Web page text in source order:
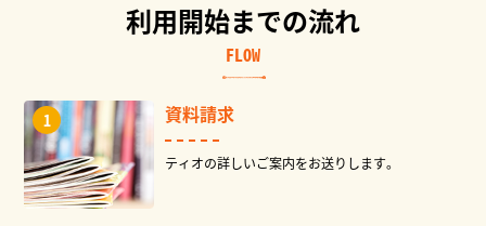
利用開始までの流れ
FLOW
資料請求
ティオの詳しいご案内をお送りします。